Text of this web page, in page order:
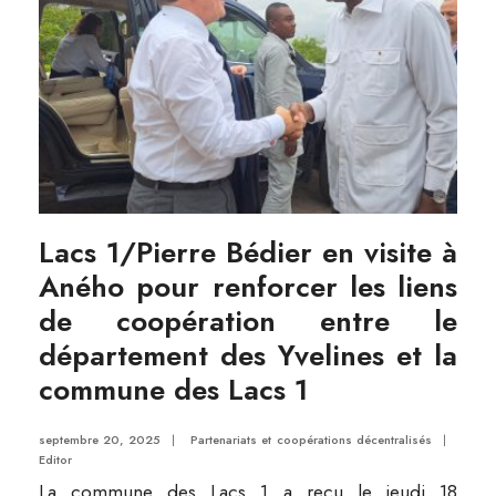
Lacs 1/Pierre Bédier en visite à
Aného pour renforcer les liens
de coopération entre le
département des Yvelines et la
commune des Lacs 1
septembre 20, 2025 | Partenariats et coopérations décentralisés
|
Editor